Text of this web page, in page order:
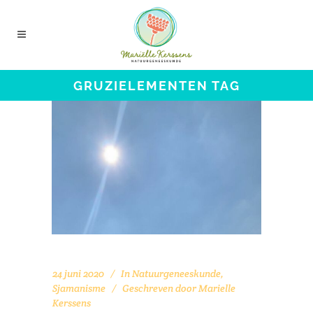
GRUZIELEMENTEN TAG
24 juni 2020 InNatuurgeneeskunde,
Sjamanisme
Geschreven doorMarielle
Kerssens